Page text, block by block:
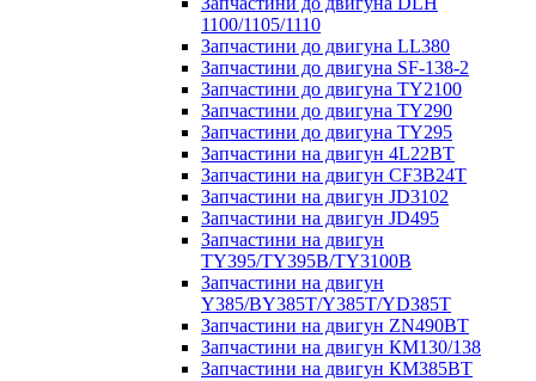
1100/1105/1110
Запчастини до двигуна LL380
Запчастини до двигуна SF-138-2
Запчастини до двигуна TY2100
Запчастини до двигуна TY290
Запчастини до двигуна TY295
Запчастини на двигун 4L22BT
Запчастини на двигун CF3B24T
Запчастини на двигун JD3102
Запчастини на двигун JD495
Запчастини на двигун
TY395/TY395В/TY3100В
Запчастини на двигун
Y385/BY385T/Y385T/YD385T
Запчастини на двигун ZN490BT
Запчастини на двигун КМ130/138
Запчастини на двигун КМ385ВТ